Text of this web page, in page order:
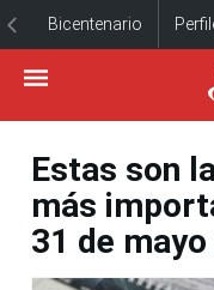
Bicentenario
Estas son
más
31 de